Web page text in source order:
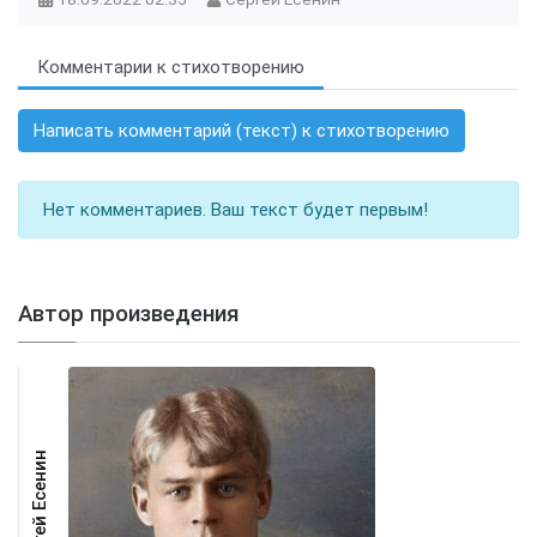
Комментарии к стихотворению
Написать комментарий (текст) к стихотворению
Нет комментариев. Ваш текст будет первым!
Автор произведения
Сергей Есенин